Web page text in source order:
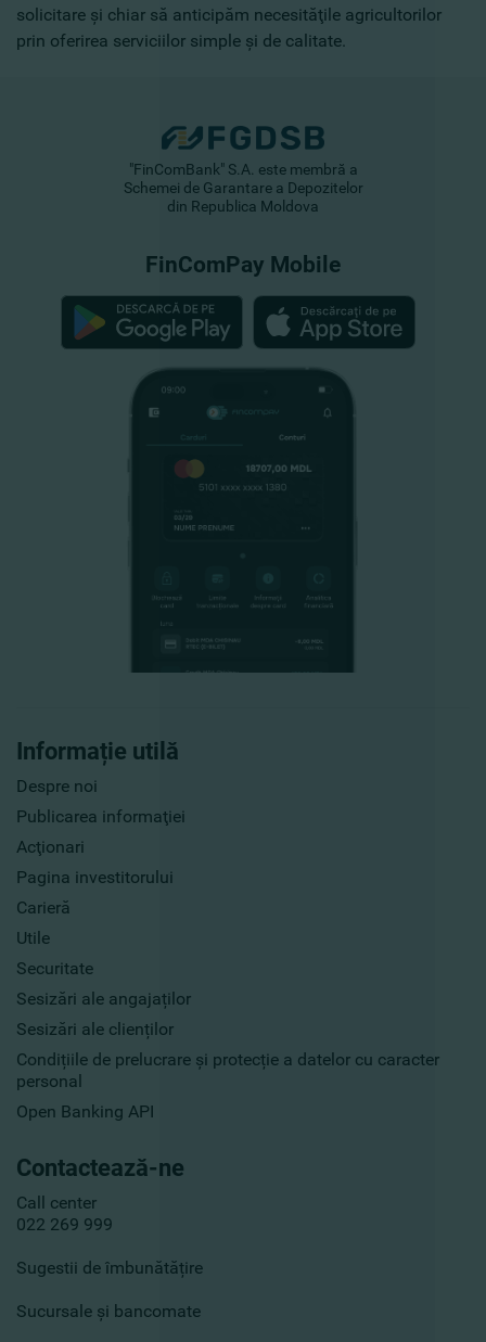
solicitare şi chiar să anticipăm necesităţile agricultorilor
prin oferirea serviciilor simple şi de calitate.
Informație utilă
Despre noi
Publicarea informaţiei
Acţionari
Pagina investitorului
Carieră
Utile
Securitate
Sesizări ale angajaților
Sesizări ale clienților
Condițiile de prelucrare și protecție a datelor cu caracter
personal
Open Banking API
Contactează-ne
Call center
022 269 999
Sugestii de îmbunătățire
Sucursale și bancomate
"FinComBank" S.A. este membră a
Schemei de Garantare a Depozitelor
din Republica Moldova
FinComPay Mobile